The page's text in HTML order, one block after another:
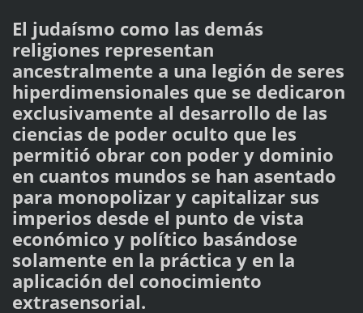
El judaísmo como las demás
religiones representan
ancestralmente a una legión de seres
hiperdimensionales que se dedicaron
exclusivamente al desarrollo de las
ciencias de poder oculto que les
permitió obrar con poder y dominio
en cuantos mundos se han asentado
para monopolizar y capitalizar sus
imperios desde el punto de vista
económico y político basándose
solamente en la práctica y en la
aplicación del conocimiento
extrasensorial.